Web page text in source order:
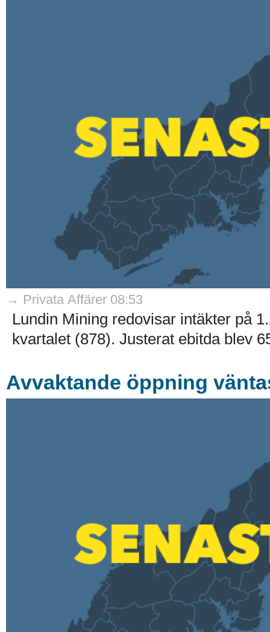
→ Privata Affärer 08:53
Lundin Mining redovisar intäkter på
kvartalet (878). Justerat ebitda blev
Avvaktande öppning